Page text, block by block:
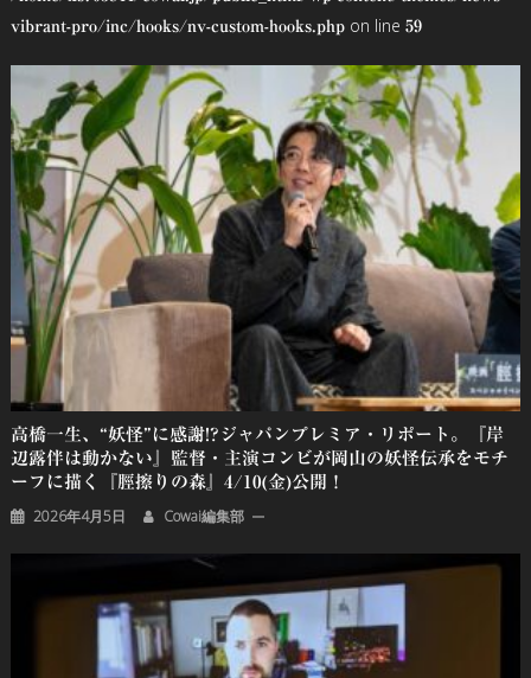
ー
ョ
ン
vibrant-pro/inc/hooks/nv-custom-hooks.phpon line 59
高橋一生、“妖怪”に感謝!?ジャパンプレミア・リポート。『岸
辺露伴は動かない』監督・主演コンビが岡山の妖怪伝承をモチ
ーフに描く『脛擦りの森』4/10(金)公開！
2026年4月5日 Cowai編集部